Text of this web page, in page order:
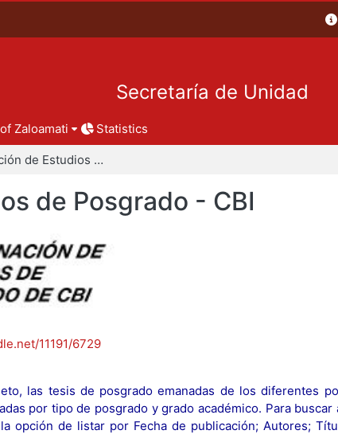
Secretaría de Unidad
Zaloamati Statistics
Coordinación de Estudios de Posgrado - CBI
de Posgrado - CBI
11191/6729
las tesis de posgrado emanadas de los diferentes
por tipo de posgrado y grado académico. Para
opción de listar por Fecha de publicación; Autores;